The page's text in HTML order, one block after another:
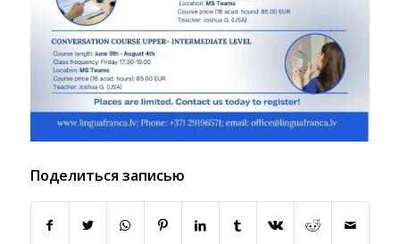
Поделиться записью